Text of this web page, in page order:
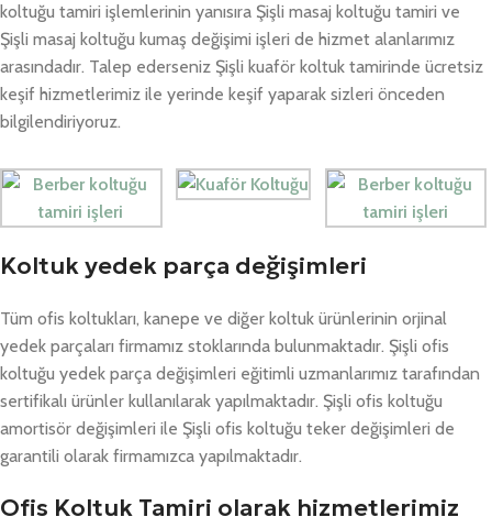
koltuğu tamiri işlemlerinin yanısıra Şişli masaj koltuğu tamiri ve
Şişli masaj koltuğu kumaş değişimi işleri de hizmet alanlarımız
arasındadır. Talep ederseniz Şişli kuaför koltuk tamirinde ücretsiz
keşif hizmetlerimiz ile yerinde keşif yaparak sizleri önceden
bilgilendiriyoruz.
Koltuk yedek parça değişimleri
Tüm ofis koltukları, kanepe ve diğer koltuk ürünlerinin orjinal
yedek parçaları firmamız stoklarında bulunmaktadır. Şişli ofis
koltuğu yedek parça değişimleri eğitimli uzmanlarımız tarafından
sertifikalı ürünler kullanılarak yapılmaktadır. Şişli ofis koltuğu
amortisör değişimleri ile Şişli ofis koltuğu teker değişimleri de
garantili olarak firmamızca yapılmaktadır.
Ofis Koltuk Tamiri olarak hizmetlerimiz